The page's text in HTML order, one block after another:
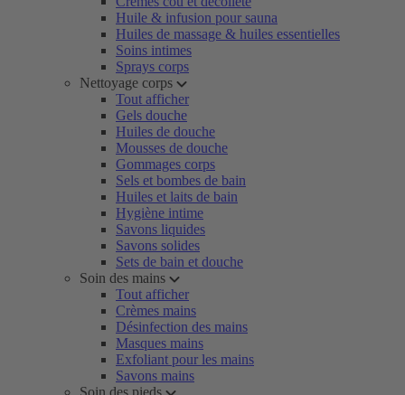
Huile & infusion pour sauna
Huiles de massage & huiles essentielles
Soins intimes
Sprays corps
Nettoyage corps
Tout afficher
Gels douche
Huiles de douche
Mousses de douche
Gommages corps
Sels et bombes de bain
Huiles et laits de bain
Hygiène intime
Savons liquides
Savons solides
Sets de bain et douche
Soin des mains
Tout afficher
Crèmes mains
Désinfection des mains
Masques mains
Exfoliant pour les mains
Savons mains
Soin des pieds